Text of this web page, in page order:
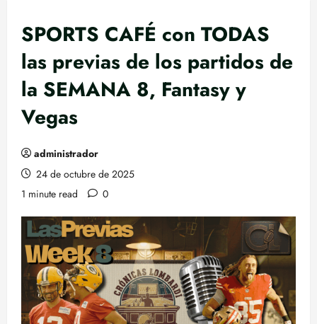
SPORTS CAFÉ con TODAS
las previas de los partidos de
la SEMANA 8, Fantasy y
Vegas
administrador
24 de octubre de 2025
1 minute read
0